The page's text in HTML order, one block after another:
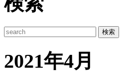
2021年4月